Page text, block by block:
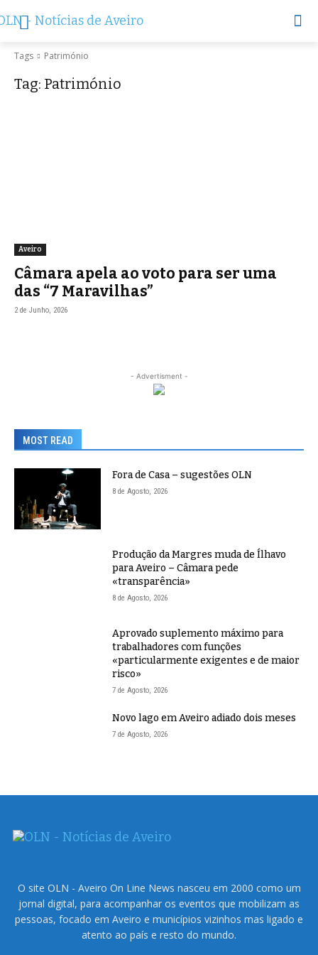
Tags Património
Tag: Património
Aveiro
Câmara apela ao voto para ser uma
das “7 Maravilhas”
2 de Junho, 2026
- Advertisment -
MOST READ
Fora de Casa – sugestões OLN
8 de Agosto, 2026
Produção da Margres muda de Ílhavo
para Aveiro – Câmara pede
«transparência»
8 de Agosto, 2026
Aprovado suplemento máximo para
trabalhadores com funções
«particularmente exigentes e de maior
risco»
7 de Agosto, 2026
Novo lago em Aveiro adiado dois meses
7 de Agosto, 2026
O site OLN - Aveiro On Line News nasceu em 2000 como um
jornal digital, para acompanhar os eventos que mobilizam as
pessoas, focado em Aveiro e municípios vizinhos mas ligado e
atento ao país e resto do mundo.